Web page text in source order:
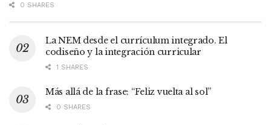
0 SHARES
La NEM desde el currículum integrado. El
codiseño y la integración curricular
1 SHARES
Más allá de la frase: “Feliz vuelta al sol”
0 SHARES